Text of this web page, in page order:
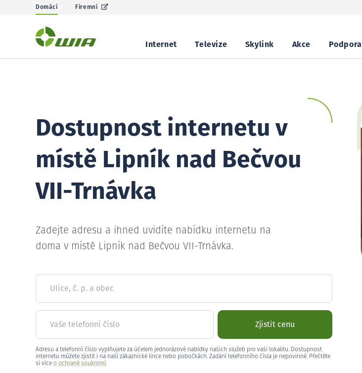
Domácí Firemní
Internet Televize Skylink Akce Podpora
Dostupnost internetu v
místě Lipník nad Bečvou
VII-Trnávka
Zadejte adresu a ihned uvidíte nabídku internetu na
doma v místě Lipník nad Bečvou VII-Trnávka.
Ulice, č. p. a obec
Vaše telefonní číslo Zjistit cenu
Adresu a telefonní číslo vyplňujete za účelem jednorázové nabídky našich služeb pro vaši lokalitu. Dostupnost
internetu můžete zjistit i na naší zákaznické lince nebo pobočkách. Zadání telefonního čísla je nepovinné. Přečtěte
si více o ochraně soukromí.